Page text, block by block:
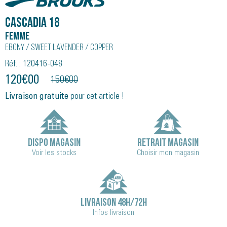
Cascadia 18
Femme
Ebony / Sweet Lavender / Copper
Réf. : 120416-048
120€00 150€00
Livraison gratuite pour cet article !
DISPO MAGASIN
Voir les stocks
RETRAIT MAGASIN
Choisir mon magasin
LIVRAISON 48H/72H
Infos livraison